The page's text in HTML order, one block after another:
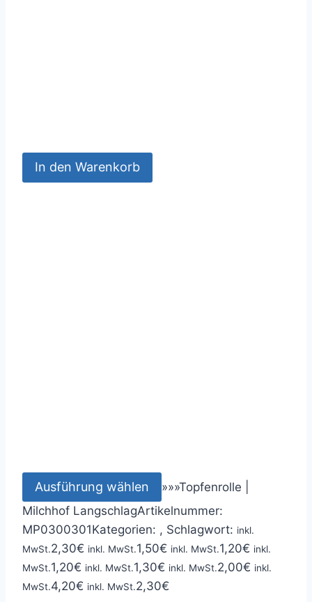
In den Warenkorb
Ausführung wählen »»»Topfenrolle |
Milchhof LangschlagArtikelnummer:
MP0300301Kategorien: , Schlagwort: inkl.
MwSt.2,30€ inkl. MwSt.1,50€ inkl. MwSt.1,20€ inkl.
MwSt.1,20€ inkl. MwSt.1,30€ inkl. MwSt.2,00€ inkl.
MwSt.4,20€ inkl. MwSt.2,30€